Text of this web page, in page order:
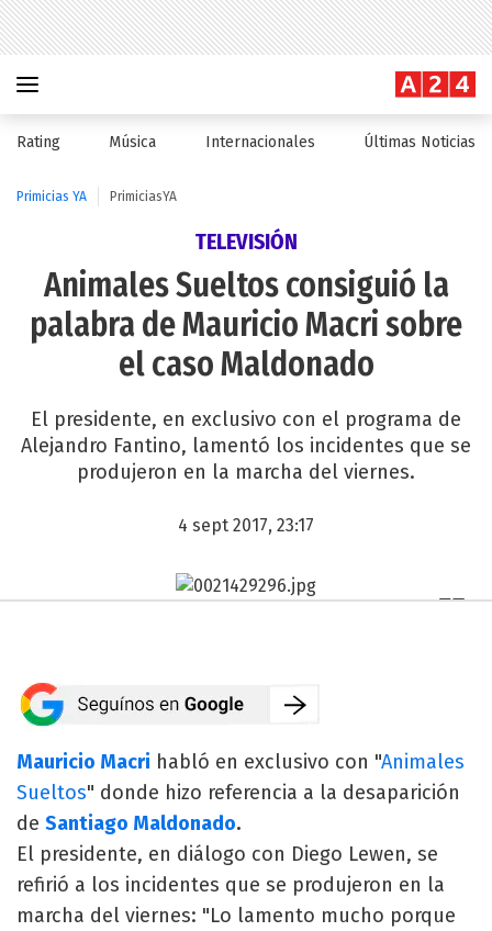
Rating Música Internacionales Últimas Noticias
Primicias YA PrimiciasYA
TELEVISIÓN
Animales Sueltos consiguió la
palabra de Mauricio Macri sobre
el caso Maldonado
El presidente, en exclusivo con el programa de
Alejandro Fantino, lamentó los incidentes que se
produjeron en la marcha del viernes.
4 sept 2017, 23:17
Mauricio Macri habló en exclusivo con "Animales
Sueltos" donde hizo referencia a la desaparición
de Santiago Maldonado.
El presidente, en diálogo con Diego Lewen, se
refirió a los incidentes que se produjeron en la
marcha del viernes: "Lo lamento mucho porque